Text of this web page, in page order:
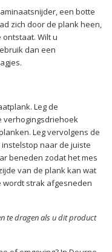
een botte
zich door de plank heen,
Wilt u
dan een
Leg de
verhogingsdriehoek
Leg vervolgens de
naar de juiste
beneden zodat het mes
van de plank kan wat
wordt strak afgesneden
te dragen als u dit product